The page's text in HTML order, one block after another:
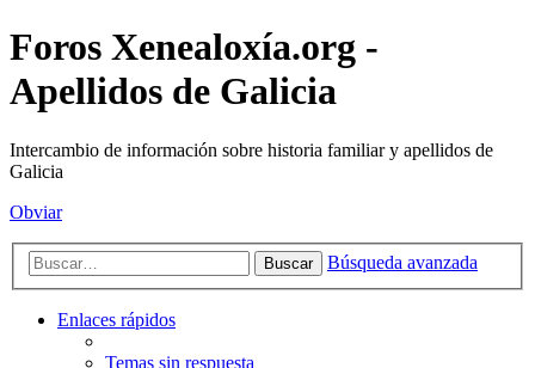
Foros Xenealoxía.org -
Apellidos de Galicia
Intercambio de información sobre historia familiar y apellidos de
Galicia
Obviar
Buscar Búsqueda avanzada
Enlaces rápidos
Temas sin respuesta